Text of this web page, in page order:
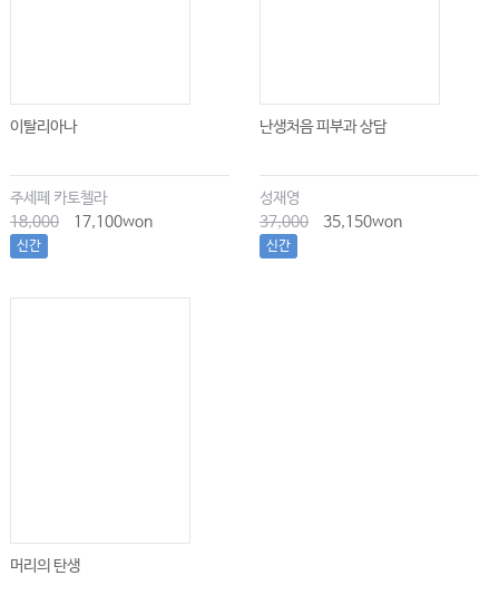
이탈리아나
주세페 카토첼라
18,000
17,100won
신간
난생처음 피부과 상담
성재영
37,000
35,150won
신간
머리의 탄생